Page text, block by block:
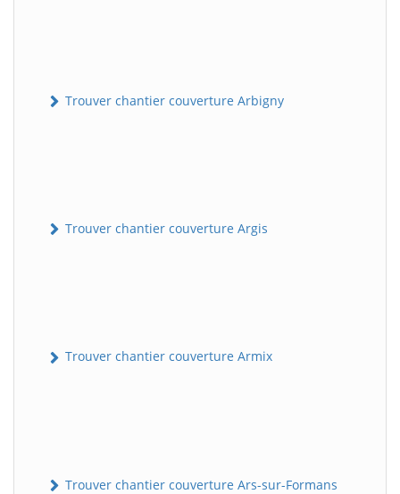
Trouver chantier couverture Arbigny
Trouver chantier couverture Argis
Trouver chantier couverture Armix
Trouver chantier couverture Ars-sur-Formans